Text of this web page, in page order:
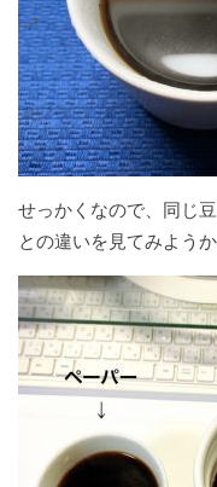
せっかくなので、同じ
との違いを見てみよう